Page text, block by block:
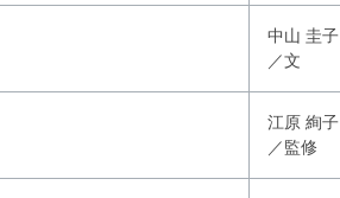
中山 圭子
／文
江原 絢子
／監修